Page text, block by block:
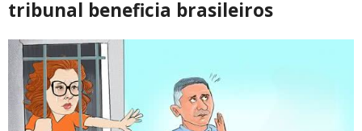
tribunal beneficia brasileiros